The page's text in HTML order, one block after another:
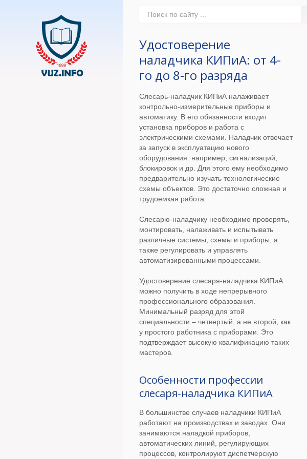
Удостоверение
наладчика КИПиА: от 4-
го до 8-го разряда
Слесарь-наладчик КИПиА налаживает
контрольно-измерительные приборы и
автоматику. В его обязанности входит
установка приборов и работа с
электрическими схемами. Наладчик отвечает
за запуск в эксплуатацию нового
оборудования: например, сигнализаций,
блокировок и др. Для этого ему необходимо
предварительно изучать технологические
схемы объектов. Это достаточно сложная и
трудоемкая работа.
Слесарю-наладчику необходимо проверять,
монтировать, налаживать и испытывать
различные системы, схемы и приборы, а
также регулировать и управлять
автоматизированными процессами.
Удостоверение слесаря-наладчика КИПиА
можно получить в ходе непрерывного
профессионального образования.
Минимальный разряд для этой
специальности – четвертый, а не второй, как
у простого работника с приборами. Это
подтверждает высокую квалификацию таких
мастеров.
Особенности профессии
слесаря-наладчика КИПиА
В большинстве случаев наладчики КИПиА
работают на производствах и заводах. Они
занимаются наладкой приборов,
автоматических линий, регулирующих
процессов, контролируют диспетчерскую